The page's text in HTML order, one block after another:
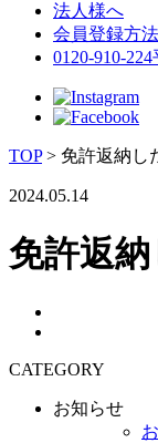
法人様へ
会員登録方法
0120-910-224
TOP> 免許返納し
2024.05.14
免許返
CATEGORY
お知らせ